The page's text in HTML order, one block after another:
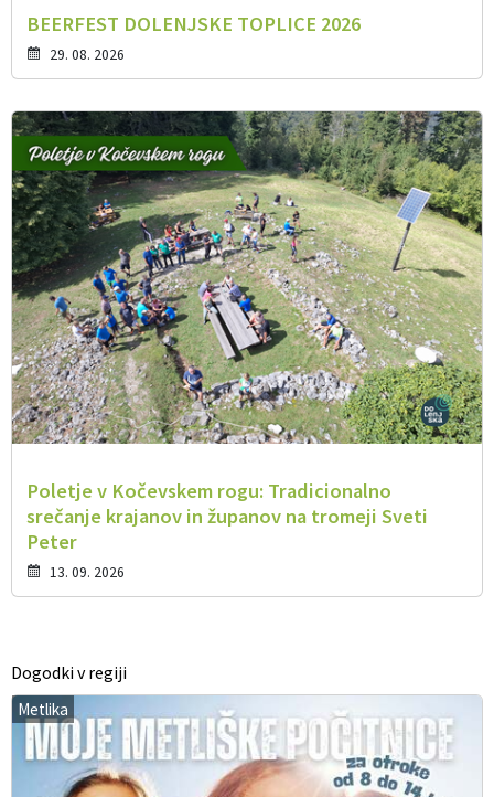
BEERFEST DOLENJSKE TOPLICE 2026
29. 08. 2026
Poletje v Kočevskem rogu: Tradicionalno
srečanje krajanov in županov na tromeji Sveti
Peter
13. 09. 2026
Dogodki v regiji
Metlika